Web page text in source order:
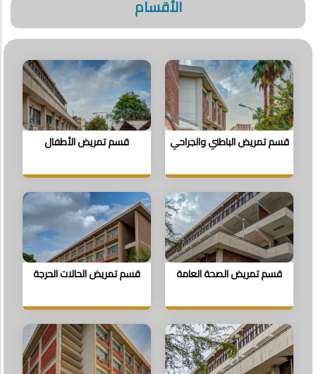
الأقسام
قسم تمريض الباطني والجراحي قسم تمريض الأطفال
قسم تمريض الصحة العامة قسم تمريض الحالات الحرجة